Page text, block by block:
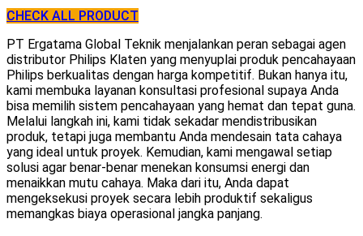
CHECK ALL PRODUCT
PT Ergatama Global Teknik menjalankan peran sebagai agen
distributor Philips Klaten yang menyuplai produk pencahayaan
Philips berkualitas dengan harga kompetitif. Bukan hanya itu,
kami membuka layanan konsultasi profesional supaya Anda
bisa memilih sistem pencahayaan yang hemat dan tepat guna.
Melalui langkah ini, kami tidak sekadar mendistribusikan
produk, tetapi juga membantu Anda mendesain tata cahaya
yang ideal untuk proyek. Kemudian, kami mengawal setiap
solusi agar benar-benar menekan konsumsi energi dan
menaikkan mutu cahaya. Maka dari itu, Anda dapat
mengeksekusi proyek secara lebih produktif sekaligus
memangkas biaya operasional jangka panjang.